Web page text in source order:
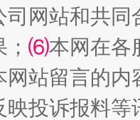
场
网站和共
⑹本网在各
网站留言的内
映投诉报料